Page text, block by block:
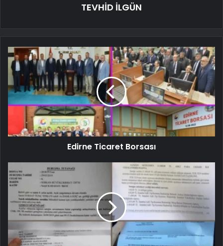
TEVHİD İLGÜN
Edirne Ticaret Borsası